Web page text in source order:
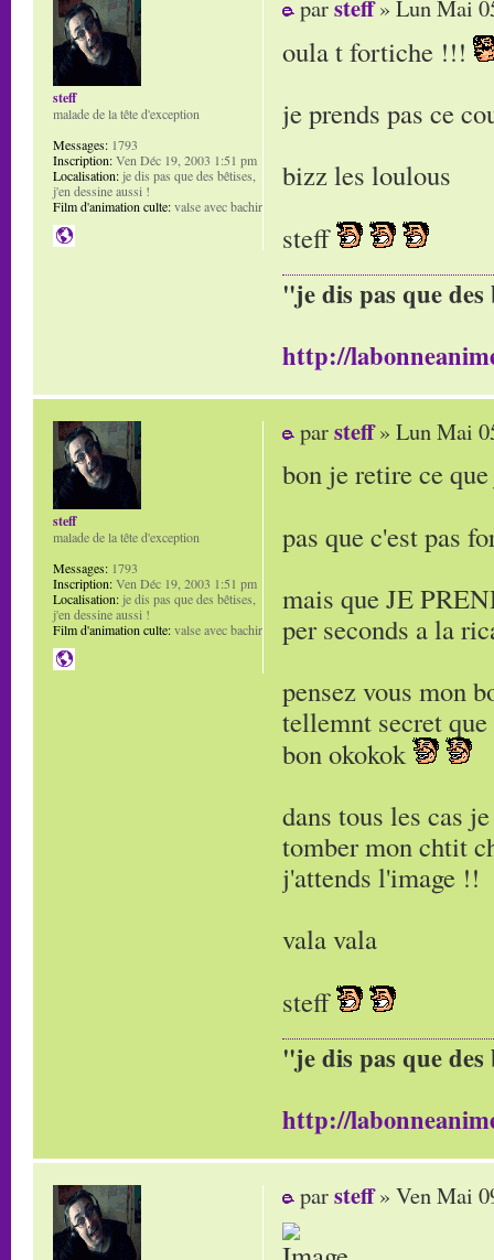
parsteff» Lun Mai
oula t fortiche !!!
je prends pas ce
bizz les loulous
steff
"je dis pas que
http://
steff
malade de la tête d'exception
Messages: 1793
Inscription:Ven Déc 19, 2003 1:51 pm
Localisation:je dis pas que des bêtises,
j'en dessine aussi !
Film d'animation culte:valse avec bachir
parsteff» Lun Mai
bon je retire ce
pas que c'est pas
mais que JE
per seconds a la
pensez vous mon
tellemnt secret
bon okokok
dans tous les cas
tomber mon chtit
j'attends l'image !!
vala vala
steff
"je dis pas que
http://
steff
malade de la tête d'exception
Messages: 1793
Inscription:Ven Déc 19, 2003 1:51 pm
Localisation: je dis pas que des bêtises,
j'en dessine aussi !
Film d'animation culte:valse avec bachir
parsteff» Ven Mai